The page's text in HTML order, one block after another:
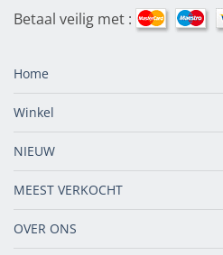
Betaal veilig met :
Home
Winkel
NIEUW
MEEST VERKOCHT
OVER ONS